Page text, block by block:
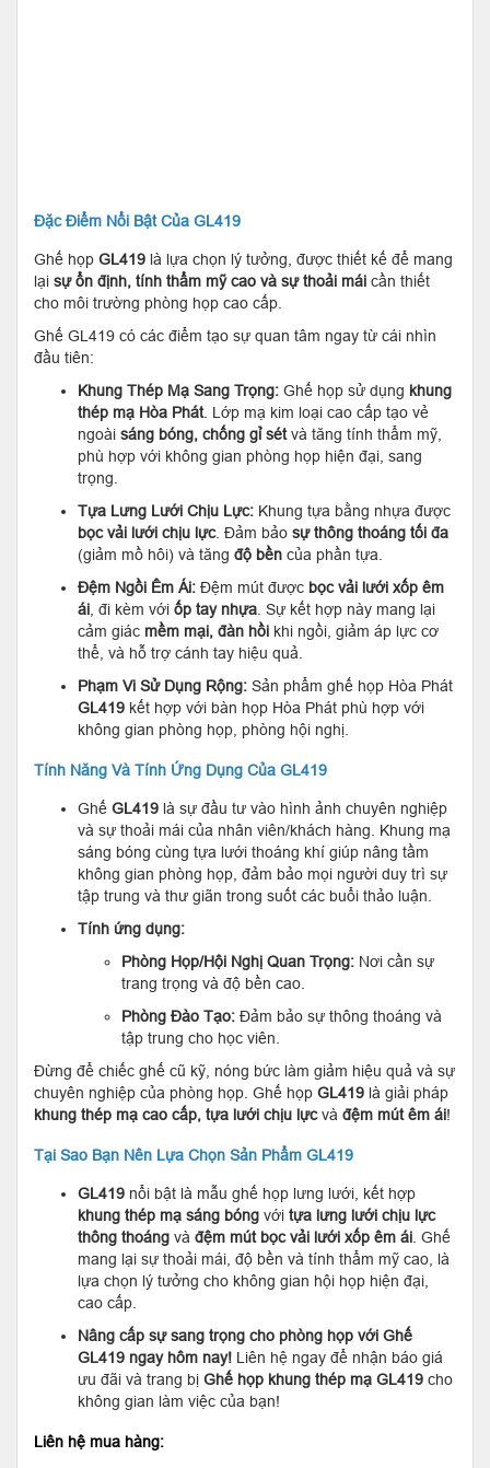
Đặc Điểm Nổi Bật Của GL419
Ghế họp GL419 là lựa chọn lý tưởng, được thiết kế để mang
lại sự ổn định, tính thẩm mỹ cao và sự thoải mái cần thiết
cho môi trường phòng họp cao cấp.
Ghế GL419 có các điểm tạo sự quan tâm ngay từ cái nhìn
đầu tiên:
Khung Thép Mạ Sang Trọng: Ghế họp sử dụng khung
thép mạ Hòa Phát. Lớp mạ kim loại cao cấp tạo vẻ
ngoài sáng bóng, chống gỉ sétvà tăng tính thẩm mỹ,
phù hợp với không gian phòng họp hiện đại, sang
trọng.
Tựa Lưng Lưới Chịu Lực: Khung tựa bằng nhựa được
bọc vải lưới chịu lực. Đảm bảo sự thông thoáng tối đa
(giảm mồ hôi) và tăng độ bền của phần tựa.
Đệm Ngồi Êm Ái: Đệm mút được bọc vải lưới xốp êm
ái , đi kèm với ốp tay nhựa . Sự kết hợp này mang lại
cảm giác mềm mại, đàn hồi khi ngồi, giảm áp lực cơ
thể, và hỗ trợ cánh tay hiệu quả.
Phạm Vi Sử Dụng Rộng: Sản phẩm ghế họp Hòa Phát
GL419 kết hợp với bàn họp Hòa Phát phù hợp với
không gian phòng họp, phòng hội nghị.
Tính Năng Và Tính Ứng Dụng Của GL419
Ghế GL419 là sự đầu tư vào hình ảnh chuyên nghiệp
và sự thoải mái của nhân viên/khách hàng. Khung mạ
sáng bóng cùng tựa lưới thoáng khí giúp nâng tầm
không gian phòng họp, đảm bảo mọi người duy trì sự
tập trung và thư giãn trong suốt các buổi thảo luận.
Tính ứng dụng:
Phòng Họp/Hội Nghị Quan Trọng: Nơi cần sự
trang trọng và độ bền cao.
Phòng Đào Tạo: Đảm bảo sự thông thoáng và
tập trung cho học viên.
Đừng để chiếc ghế cũ kỹ, nóng bức làm giảm hiệu quả và sự
chuyên nghiệp của phòng họp. Ghế họp GL419 là giải pháp
khung thép mạ cao cấp, tựa lưới chịu lựcvà đệm mút êm ái!
Tại Sao Bạn Nên Lựa Chọn Sản Phẩm GL419
GL419 nổi bật là mẫu ghế họp lưng lưới, kết hợp
khung thép mạ sáng bóng với tựa lưng lưới chịu lực
thông thoáng và đệm mút bọc vải lưới xốp êm ái . Ghế
mang lại sự thoải mái, độ bền và tính thẩm mỹ cao, là
lựa chọn lý tưởng cho không gian hội họp hiện đại,
cao cấp.
Nâng cấp sự sang trọng cho phòng họp với Ghế
GL419 ngay hôm nay! Liên hệ ngay để nhận báo giá
ưu đãi và trang bị Ghế họp khung thép mạ GL419 cho
không gian làm việc của bạn!
Liên hệ mua hàng: